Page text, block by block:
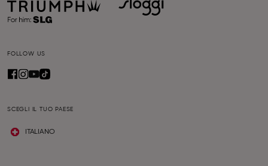
FOLLOW US
SCEGLI IL TUO PAESE
ITALIANO